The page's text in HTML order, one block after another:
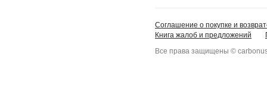
Соглашение о покупке и
Книга жалоб и предложений
Все права защищены ©